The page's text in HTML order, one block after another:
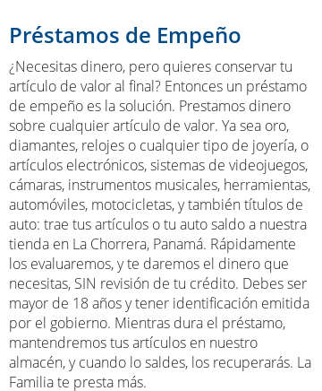
Préstamos de Empeño
¿Necesitas dinero, pero quieres conservar tu
artículo de valor al final? Entonces un préstamo
de empeño es la solución. Prestamos dinero
sobre cualquier artículo de valor. Ya sea oro,
diamantes, relojes o cualquier tipo de joyería, o
artículos electrónicos, sistemas de videojuegos,
cámaras, instrumentos musicales, herramientas,
automóviles, motocicletas, y también títulos de
auto: trae tus artículos o tu auto saldo a nuestra
tienda en La Chorrera, Panamá. Rápidamente
los evaluaremos, y te daremos el dinero que
necesitas, SIN revisión de tu crédito. Debes ser
mayor de 18 años y tener identificación emitida
por el gobierno. Mientras dura el préstamo,
mantendremos tus artículos en nuestro
almacén, y cuando lo saldes, los recuperarás. La
Familia te presta más.